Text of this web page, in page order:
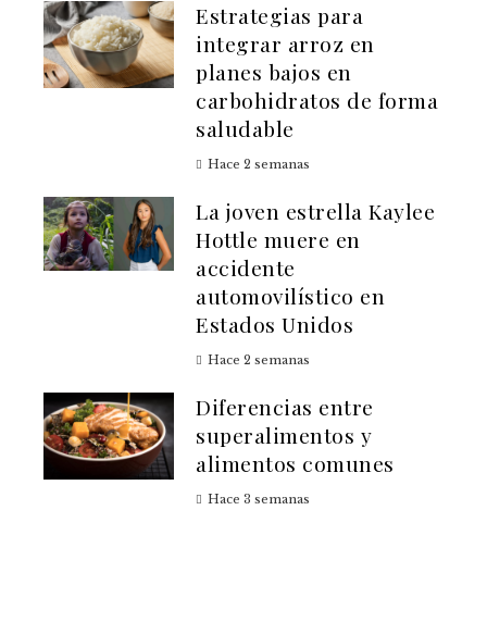
Estrategias para
integrar arroz en
planes bajos en
carbohidratos de forma
saludable
Hace 2 semanas
La joven estrella Kaylee
Hottle muere en
accidente
automovilístico en
Estados Unidos
Hace 2 semanas
Diferencias entre
superalimentos y
alimentos comunes
Hace 3 semanas